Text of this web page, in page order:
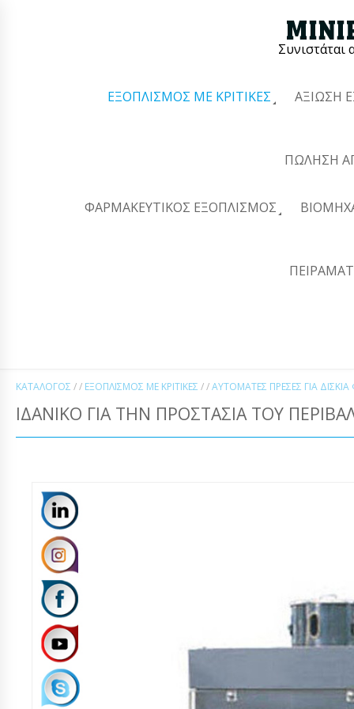
Συνιστάται
ΕΞΟΠΛΙΣΜΌΣ ΜΕ ΚΡΙΤΙΚΈΣ ΑΞΊΩΣΗ
ΠΏΛΗΣΗ
ΦΑΡΜΑΚΕΥΤΙΚΌΣ ΕΞΟΠΛΙΣΜΌΣ
ΚΑΤΆΛΟΓΟΣ / / ΕΞΟΠΛΙΣΜΌΣ ΜΕ ΚΡΙΤΙΚΈΣ / /ΑΥΤΌΜΑΤΕΣ ΠΡΈΣΕΣ ΓΙΑ
ΙΔΑΝΙΚΌ ΓΙΑ ΤΗΝ ΠΡΟΣΤΑΣΊΑ ΤΟΥ